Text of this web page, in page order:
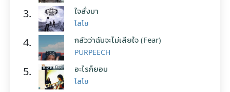
3. ใจสั่งมา
โลโซ
4. กลัวว่าฉันจะไม่เสียใจ (Fear)
PURPEECH
5. อะไรก็ยอม
โลโซ